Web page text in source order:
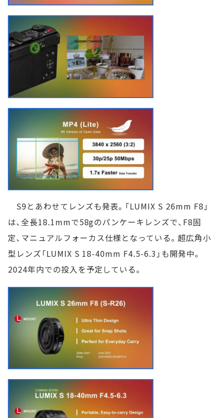
S9とあわせてレンズも発表。「LUMIX S 26mm F8」
は、全長18.1mmで58gのパンケーキレンズで、F8固
定、マニュアルフォーカス仕様となっている。超広角小
型レンズ「LUMIX S 18-40mm F4.5-6.3」も開発中。
2024年内での投入を予定している。